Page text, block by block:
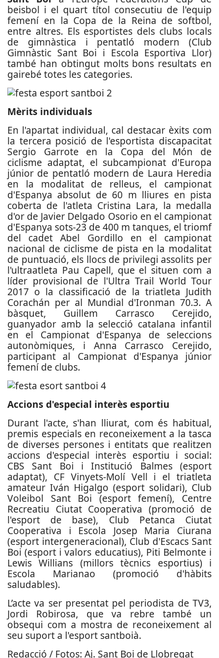
beisbol i el quart títol consecutiu de l'equip
femení en la Copa de la Reina de softbol,
entre altres. Els esportistes dels clubs locals
de gimnàstica i pentatló modern (Club
Gimnàstic Sant Boi i Escola Esportiva Llor)
també han obtingut molts bons resultats en
gairebé totes les categories.
Mèrits individuals
En l'apartat individual, cal destacar èxits com
la tercera posició de l'esportista discapacitat
Sergio Garrote en la Copa del Món de
ciclisme adaptat, el subcampionat d'Europa
júnior de pentatló modern de Laura Heredia
en la modalitat de relleus, el campionat
d'Espanya absolut de 60 m lliures en pista
coberta de l'atleta Cristina Lara, la medalla
d'or de Javier Delgado Osorio en el campionat
d'Espanya sots-23 de 400 m tanques, el triomf
del cadet Abel Gordillo en el campionat
nacional de ciclisme de pista en la modalitat
de puntuació, els llocs de privilegi assolits per
l'ultraatleta Pau Capell, que el situen com a
líder provisional de l'Ultra Trail World Tour
2017 o la classificació de la triatleta Judith
Corachán per al Mundial d'Ironman 70.3. A
bàsquet, Guillem Carrasco Cerejido,
guanyador amb la selecció catalana infantil
en el Campionat d'Espanya de seleccions
autonòmiques, i Anna Carrasco Cerejido,
participant al Campionat d'Espanya júnior
femení de clubs.
Accions d'especial interès esportiu
Durant l'acte, s'han lliurat, com és habitual,
premis especials en reconeixement a la tasca
de diverses persones i entitats que realitzen
accions d'especial interès esportiu i social:
CBS Sant Boi i Institució Balmes (esport
adaptat), CF Vinyets-Molí Vell i el triatleta
amateur Iván Higalgo (esport solidari), Club
Voleibol Sant Boi (esport femení), Centre
Recreatiu Ciutat Cooperativa (promoció de
l'esport de base), Club Petanca Ciutat
Cooperativa i Escola Josep Maria Ciurana
(esport intergeneracional), Club d'Escacs Sant
Boi (esport i valors educatius), Piti Belmonte i
Lewis Willians (millors tècnics esportius) i
Escola Marianao (promoció d'hàbits
saludables).
L’acte va ser presentat pel periodista de TV3,
Jordi Robirosa, que va rebre també un
obsequi com a mostra de reconeixement al
seu suport a l'esport santboià.
Redacció / Fotos: Aj. Sant Boi de Llobregat